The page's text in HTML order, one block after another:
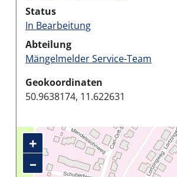
Status
In Bearbeitung
Abteilung
Mängelmelder Service-Team
Geokoordinaten
50.9638174, 11.622631
+
–